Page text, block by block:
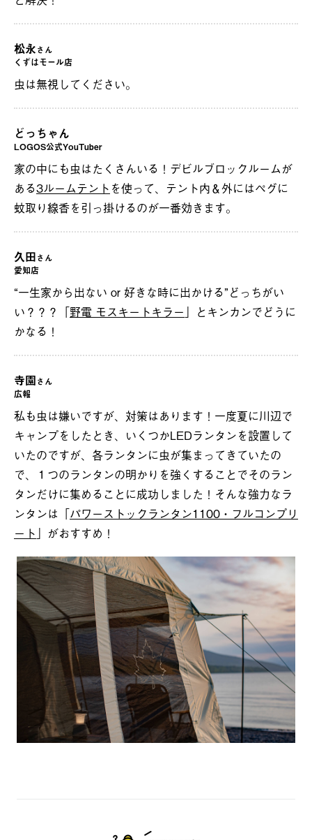
松永さん
くずはモール店
虫は無視してください。
どっちゃん
LOGOS公式YouTuber
家の中にも虫はたくさんいる！デビルブロックルームが
ある3ルームテント を使って、テント内＆外にはペグに
蚊取り線香を引っ掛けるのが一番効きます。
久田さん
愛知店
“一生家から出ない or 好きな時に出かける”どっちがい
い？？？「野電 モスキートキラー 」とキンカンでどうに
かなる！
寺園さん
広報
私も虫は嫌いですが、対策はあります！一度夏に川辺で
キャンプをしたとき、いくつかLEDランタンを設置して
いたのですが、各ランタンに虫が集まってきていたの
で、１つのランタンの明かりを強くすることでそのラン
タンだけに集めることに成功しました！そんな強力なラ
ンタンは「パワーストックランタン1100・フルコンプリ
ート 」がおすすめ！